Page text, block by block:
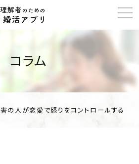
コラム
の人が恋愛で怒りをコントロールする